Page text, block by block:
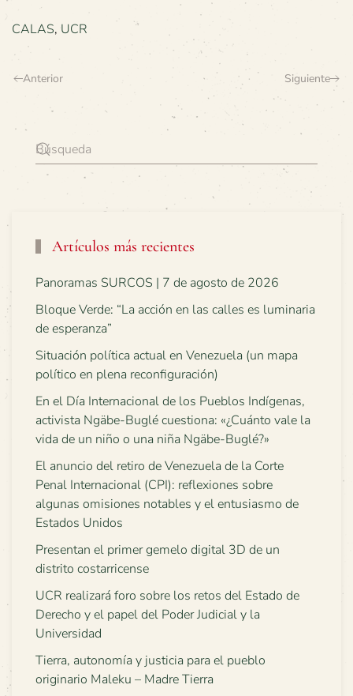
CALAS, UCR
Anterior Siguiente
Artículos más recientes
Panoramas SURCOS | 7 de agosto de 2026
Bloque Verde: “La acción en las calles es luminaria
de esperanza”
Situación política actual en Venezuela (un mapa
político en plena reconfiguración)
En el Día Internacional de los Pueblos Indígenas,
activista Ngäbe-Buglé cuestiona: «¿Cuánto vale la
vida de un niño o una niña Ngäbe-Buglé?»
El anuncio del retiro de Venezuela de la Corte
Penal Internacional (CPI): reflexiones sobre
algunas omisiones notables y el entusiasmo de
Estados Unidos
Presentan el primer gemelo digital 3D de un
distrito costarricense
UCR realizará foro sobre los retos del Estado de
Derecho y el papel del Poder Judicial y la
Universidad
Tierra, autonomía y justicia para el pueblo
originario Maleku – Madre Tierra